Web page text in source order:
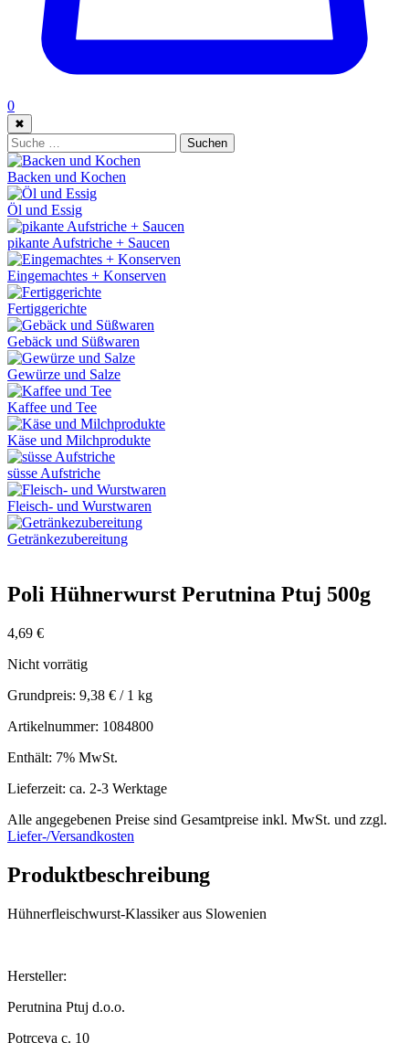
0
✖
Suche: Suchen
Backen und Kochen
Öl und Essig
pikante Aufstriche + Saucen
Eingemachtes + Konserven
Fertiggerichte
Gebäck und Süßwaren
Gewürze und Salze
Kaffee und Tee
Käse und Milchprodukte
süsse Aufstriche
Fleisch- und Wurstwaren
Getränkezubereitung
Poli Hühnerwurst Perutnina Ptuj 500g
4,69 €
Nicht vorrätig
Grundpreis: 9,38 € / 1 kg
Artikelnummer: 1084800
Enthält: 7% MwSt.
Lieferzeit: ca. 2-3 Werktage
Alle angegebenen Preise sind Gesamtpreise inkl. MwSt. und zzgl.
Liefer-/Versandkosten
Produktbeschreibung
Hühnerfleischwurst-Klassiker aus Slowenien
Hersteller:
Perutnina Ptuj d.o.o.
Potrceva c. 10